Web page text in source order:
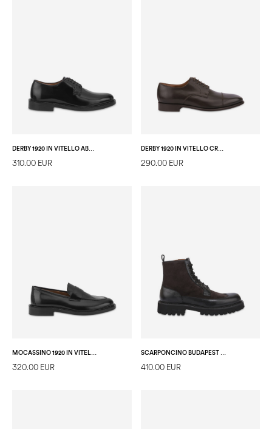
DERBY 1920 IN VITELLO ABRASIVATO NERO
310.00 EUR
DERBY 1920 IN VITELLO CRUST T.MORO
290.00 EUR
320.00 EUR 410.00 EUR